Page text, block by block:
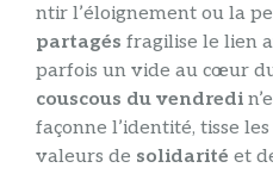
ntir l’éloignement ou la
partagés fragilise le lien
parfois un vide au cœur
couscous du vendredi
façonne l’identité, tisse
valeurs de solidarité et